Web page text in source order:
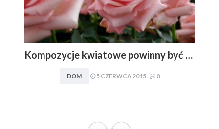
Kompozycje kwiatowe powinny być dopasowywane do charakteru i stylu aranżacyjnego wnętrza. Obowiązuje zasada: im mniej, tym lepiej
DOM 5 CZERWCA 2015 0